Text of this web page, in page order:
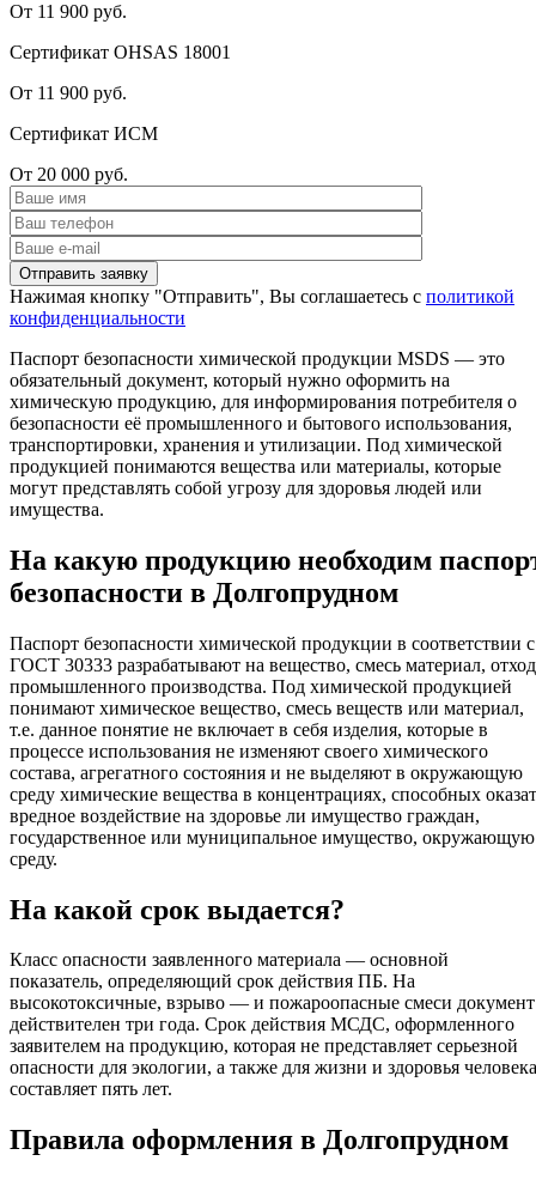
От 11 900 руб.
Сертификат OHSAS 18001
От 11 900 руб.
Сертификат ИСМ
От 20 000 руб.
Нажимая кнопку "Отправить", Вы соглашаетесь с политикой
конфиденциальности
Паспорт безопасности химической продукции MSDS — это
обязательный документ, который нужно оформить на
химическую продукцию, для информирования потребителя о
безопасности её промышленного и бытового использования,
транспортировки, хранения и утилизации. Под химической
продукцией понимаются вещества или материалы, которые
могут представлять собой угрозу для здоровья людей или
имущества.
На какую продукцию необходим
безопасности в Долгопрудном
Паспорт безопасности химической продукции в соответствии с
ГОСТ 30333 разрабатывают на вещество, смесь материал, отход
промышленного производства. Под химической продукцией
понимают химическое вещество, смесь веществ или материал,
т.е. данное понятие не включает в себя изделия, которые в
процессе использования не изменяют своего химического
состава, агрегатного состояния и не выделяют в окружающую
среду химические вещества в концентрациях, способных
вредное воздействие на здоровье ли имущество граждан,
государственное или муниципальное имущество, окружающую
среду.
На какой срок выдается?
Класс опасности заявленного материала — основной
показатель, определяющий срок действия ПБ. На
высокотоксичные, взрыво — и пожароопасные смеси документ
действителен три года. Срок действия МСДС, оформленного
заявителем на продукцию, которая не представляет серьезной
опасности для экологии, а также для жизни и здоровья
составляет пять лет.
Правила оформления в Долгопрудном